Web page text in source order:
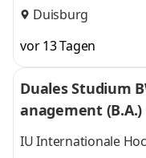
Duisburg
vor 13 Tagen
Duales Studium
anagement
IU Internationale